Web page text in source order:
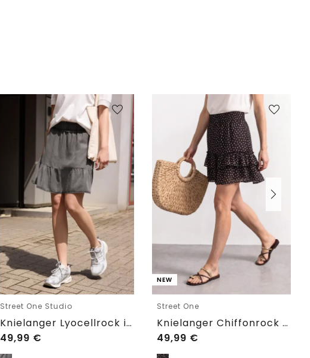
Street One Studio
Knielanger Lyocellrock im Washed-Look
49,99 €
NEW
Street One
Knielanger Chiffonrock mit Print
49,99 €